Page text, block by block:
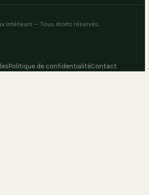
Intérieurs — Tous droits réservés.
Politique de confidentialitéContact